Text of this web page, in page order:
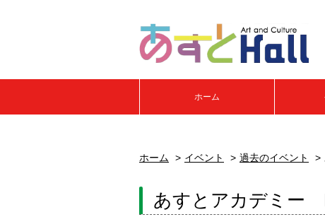
ホーム
ホーム イベント 過去のイベント
あすとアカデミー